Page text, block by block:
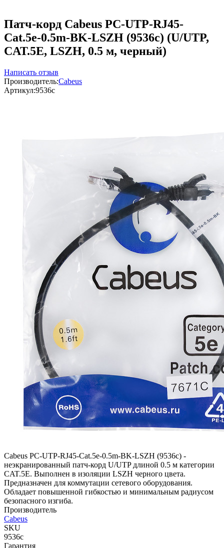
Патч-корд Cabeus PC-UTP-RJ45-
Cat.5e-0.5m-BK-LSZH (9536c) (U/UTP,
CAT.5E, LSZH, 0.5 м, черный)
Написать отзыв
Производитель:Cabeus
Артикул:9536c
Cabeus PC-UTP-RJ45-Cat.5e-0.5m-BK-LSZH (9536c) -
неэкранированный патч-корд U/UTP длиной 0.5 м категории
CAT.5E. Выполнен в изоляции LSZH черного цвета.
Предназначен для коммутации сетевого оборудования.
Обладает повышенной гибкостью и минимальным радиусом
безопасного изгиба.
Производитель
Cabeus
SKU
9536c
Гарантия